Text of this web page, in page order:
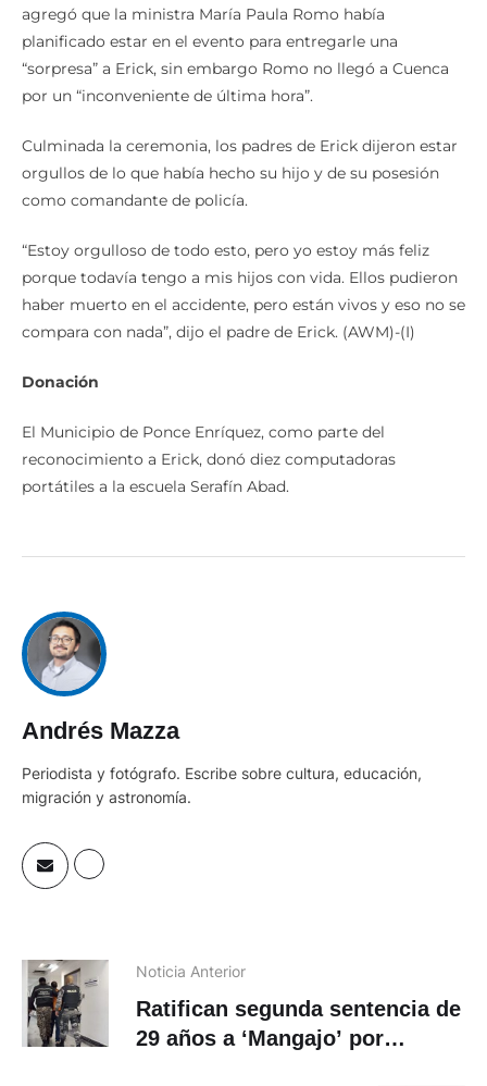
agregó que la ministra María Paula Romo había
planificado estar en el evento para entregarle una
“sorpresa” a Erick, sin embargo Romo no llegó a Cuenca
por un “inconveniente de última hora”.
Culminada la ceremonia, los padres de Erick dijeron estar
orgullos de lo que había hecho su hijo y de su posesión
como comandante de policía.
“Estoy orgulloso de todo esto, pero yo estoy más feliz
porque todavía tengo a mis hijos con vida. Ellos pudieron
haber muerto en el accidente, pero están vivos y eso no se
compara con nada”, dijo el padre de Erick. (AWM)-(I)
Donación
El Municipio de Ponce Enríquez, como parte del
reconocimiento a Erick, donó diez computadoras
portátiles a la escuela Serafín Abad.
Andrés Mazza
Periodista y fotógrafo. Escribe sobre cultura, educación,
migración y astronomía.
Noticia Anterior
Ratifican segunda sentencia de
29 años a ‘Mangajo’ por